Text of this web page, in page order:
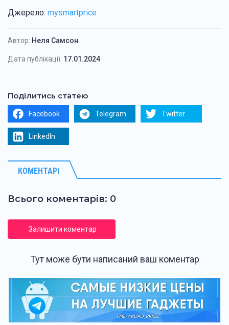
Джерело: mysmartprice
Автор: Неля Самсон
Дата публікації: 17.01.2024
Поділитись статею
Facebook Telegram Twitter
LinkedIn
КОМЕНТАРІ
Всього коментарів: 0
Залишити коментар
Тут може бути написаний ваш коментар